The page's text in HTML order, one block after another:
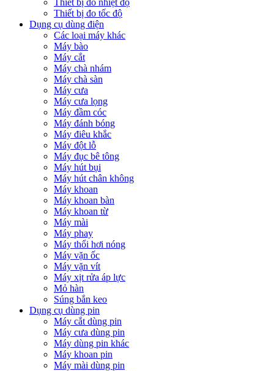
Thiết bị đo nhiệt độ
Thiết bị đo tốc độ
Dụng cụ dùng điện
Các loại máy khác
Máy bào
Máy cắt
Máy chà nhám
Máy chà sàn
Máy cưa
Máy cưa lọng
Máy đầm cóc
Máy đánh bóng
Máy điêu khắc
Máy đột lỗ
Máy đục bê tông
Máy hút bụi
Máy hút chân không
Máy khoan
Máy khoan bàn
Máy khoan từ
Máy mài
Máy phay
Máy thổi hơi nóng
Máy vặn ốc
Máy vặn vít
Máy xịt rửa áp lực
Mỏ hàn
Súng bắn keo
Dụng cụ dùng pin
Máy cắt dùng pin
Máy cưa dùng pin
Máy dùng pin khác
Máy khoan pin
Máy mài dùng pin